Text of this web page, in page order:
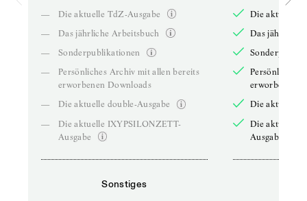
—
Die aktuelle TdZ-Ausgabe
—
Das jährliche Arbeitsbuch
—
Sonderpublikationen
—
Persönliches Archiv mit allen bereits
erworbenen Downloads
—
Die aktuelle double-Ausgabe
—
Die aktuelle IXYPSILONZETT-
Ausgabe
Sonstiges
Die aktuelle
Das jährliche
Persönliches
erworbenen
Die aktuelle
Die aktuelle
Ausgabe